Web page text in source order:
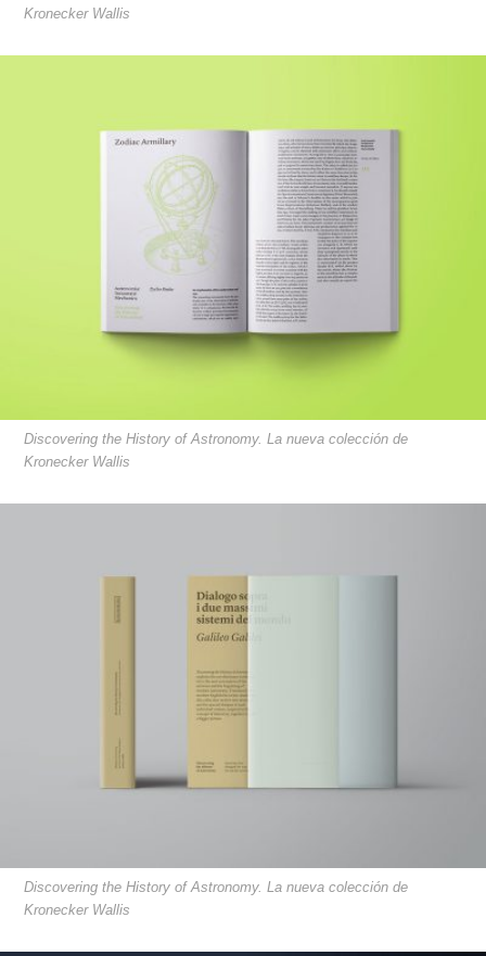
Kronecker Wallis
Discovering the History of Astronomy. La nueva colección de
Kronecker Wallis
Discovering the History of Astronomy. La nueva colección de
Kronecker Wallis